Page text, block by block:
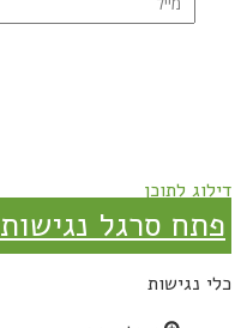
דילוג לתוכן
פתח סרגל נגישות
כלי נגישות